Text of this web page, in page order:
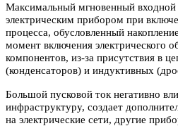
Максимальный мгновенный
электрическим прибором при
процесса, обусловленный
момент включения электрического
компонентов, из-за присутствия в
(конденсаторов) и индуктивных
Большой пусковой ток негативно
инфраструктуру, создает
на электрические сети, другие